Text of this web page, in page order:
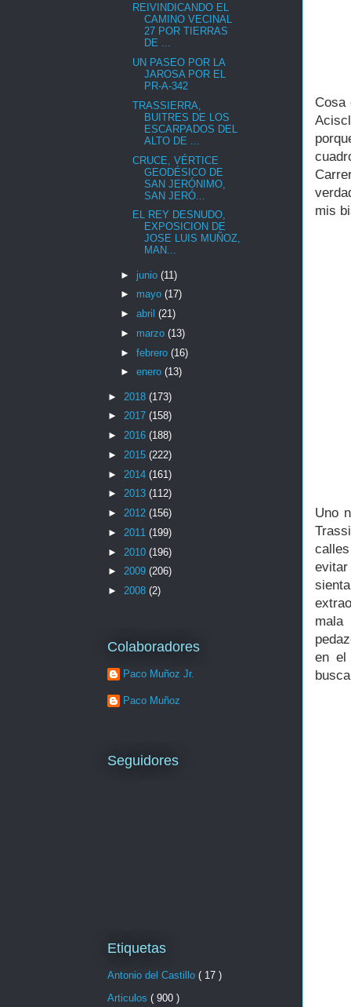
Cosa
mis
Uno
mala
en el
REIVINDICANDO EL
CAMINO VECINAL
27 POR TIERRAS
DE ...
UN PASEO POR LA
JAROSA POR EL
PR-A-342
TRASSIERRA,
BUITRES DE LOS
ESCARPADOS DEL
ALTO DE ...
CRUCE, VÉRTICE
GEODÉSICO DE
SAN JERÓNIMO,
SAN JERÓ...
EL REY DESNUDO,
EXPOSICION DE
JOSE LUIS MUÑOZ,
MAN...
► junio (11)
► mayo (17)
► abril (21)
► marzo (13)
► febrero (16)
► enero (13)
► 2018 (173)
► 2017 (158)
► 2016 (188)
► 2015 (222)
► 2014 (161)
► 2013 (112)
► 2012 (156)
► 2011 (199)
► 2010 (196)
► 2009 (206)
► 2008 (2)
Colaboradores
Paco Muñoz Jr.
Paco Muñoz
Seguidores
Etiquetas
Antonio del Castillo ( 17 )
Articulos ( 900 )